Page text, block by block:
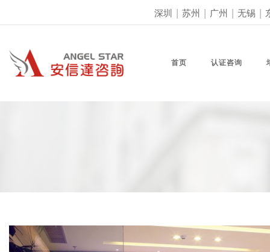
深圳 | 苏州 | 广州 | 无锡 |
首页 认证咨询